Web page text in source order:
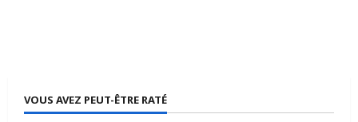
VOUS AVEZ PEUT-ÊTRE RATÉ